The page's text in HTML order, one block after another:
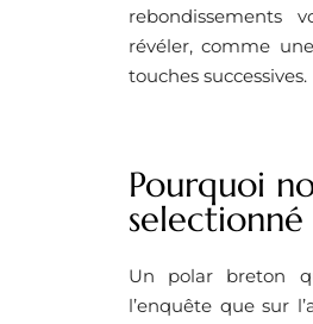
révéler, comme
touches successives.
Pourquoi
selectionné
Un polar breton
l’enquête que sur